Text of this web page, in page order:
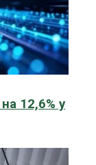
12,6% у